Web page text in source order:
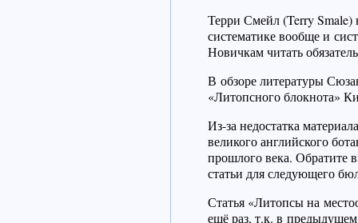
Терри Смейл (Terry Smale)
систематике вообще и
Новичкам читать
В обзоре литературы
«Литопсного блокнота»
Из-за недостатка
великого английского
прошлого века. Обратите
статьи для следующего
Статья «Литопсы на
ещё раз, т.к. в